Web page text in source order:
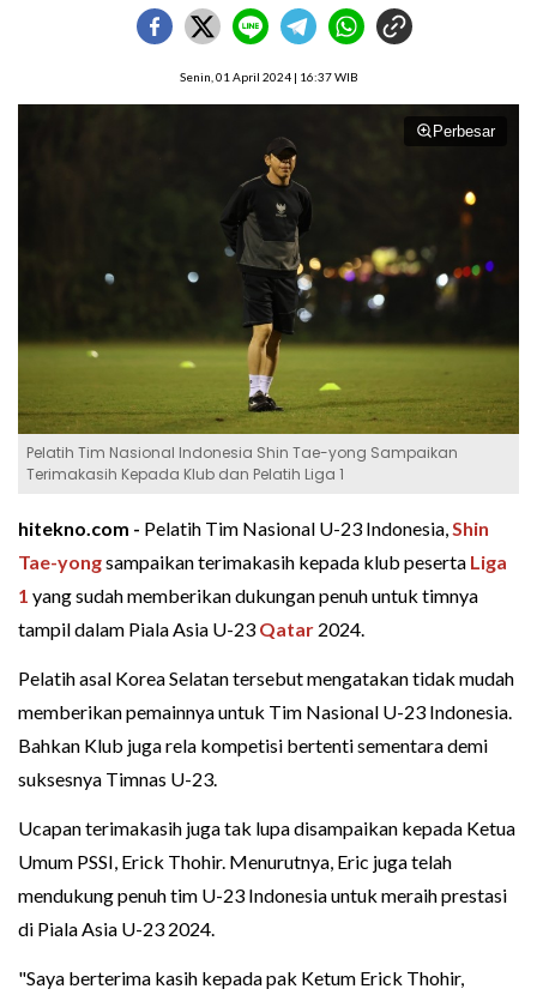
Senin, 01 April 2024 | 16:37 WIB
Perbesar
Pelatih Tim Nasional Indonesia Shin Tae-yong Sampaikan
Terimakasih Kepada Klub dan Pelatih Liga 1
hitekno.com - Pelatih Tim Nasional U-23 Indonesia,Shin
Tae-yongsampaikan terimakasih kepada klub peserta Liga
1 yang sudah memberikan dukungan penuh untuk timnya
tampil dalam Piala Asia U-23 Qatar 2024.
Pelatih asal Korea Selatan tersebut mengatakan tidak mudah
memberikan pemainnya untuk Tim Nasional U-23 Indonesia.
Bahkan Klub juga rela kompetisi bertenti sementara demi
suksesnya Timnas U-23.
Ucapan terimakasih juga tak lupa disampaikan kepada Ketua
Umum PSSI, Erick Thohir. Menurutnya, Eric juga telah
mendukung penuh tim U-23 Indonesia untuk meraih prestasi
di Piala Asia U-23 2024.
"Saya berterima kasih kepada pak Ketum Erick Thohir,